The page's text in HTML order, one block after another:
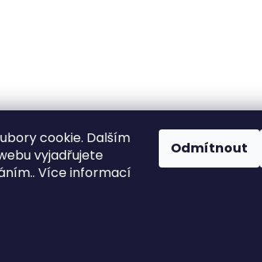
cookie. Dalším
vyjadřujete
Více informací
Odmítnout